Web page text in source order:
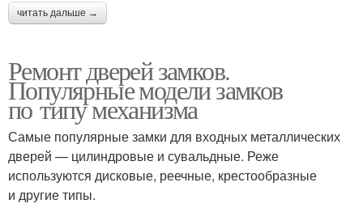
читать дальше →
Ремонт дверей замков.
Популярные модели замков
по типу механизма
Самые популярные замки для входных металлических
дверей — цилиндровые и сувальдные. Реже
используются дисковые, реечные, крестообразные
и другие типы.